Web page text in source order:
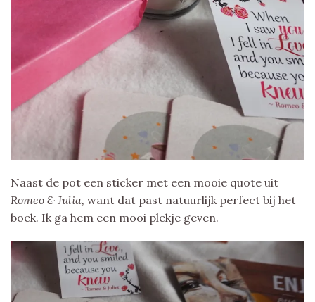
Naast de pot een sticker met een mooie quote uit
Romeo & Julia, want dat past natuurlijk perfect bij het
boek. Ik ga hem een mooi plekje geven.